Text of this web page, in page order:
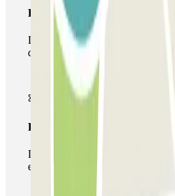
Passe multiestacionamento
Durante a sua estadia, pode
de estacionamento deste
Passe ilimitado
Durante a sua estadia, pode
estacionamento as vezes que